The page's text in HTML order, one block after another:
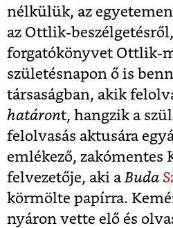
nélkülük, az
az Ottlik-
forgatókönyvet Ottlik-
születésnapon ő is
társaságban, akik
határont, hangzik a
felolvasás aktusára
emlékező, zakómentes
felvezetője, aki aBuda
körmölte papírra.
nyáron vette elő és